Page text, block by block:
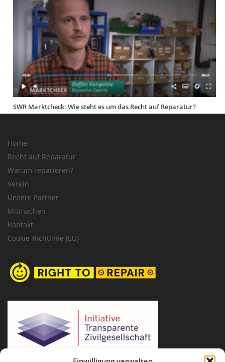
SWR Marktcheck: Wie steht es um das Recht auf Reparatur?
Home
Recht auf Reparatur
Warum reparieren?
Verein
Unsere Partner
Mitmachen
Kontakt
Cookie-Richtlinie (EU)